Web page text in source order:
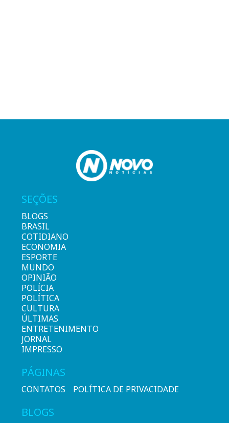
SEÇÕES
BLOGS
BRASIL
COTIDIANO
ECONOMIA
ESPORTE
MUNDO
OPINIÃO
POLÍCIA
POLÍTICA
CULTURA
ÚLTIMAS
ENTRETENIMENTO
JORNAL
IMPRESSO
PÁGINAS
CONTATOS POLÍTICA DE PRIVACIDADE
BLOGS